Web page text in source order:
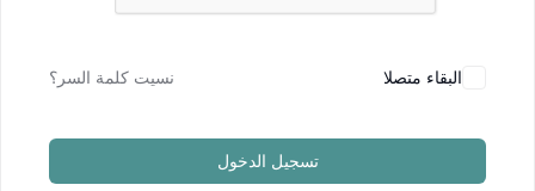
البقاء متصلا نسيت كلمة السر؟
تسجيل الدخول